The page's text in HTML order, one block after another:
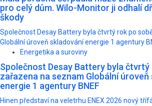
pro celý dům. Wilo-Monitor ji odhalí
škody
Společnost Desay Battery byla čtvrtý rok po
Globální úroveň skladování energie 1 agentury
Energetika a suroviny
Společnost Desay Battery byla čtvrtý
zařazena na seznam Globální úroveň
energie 1 agentury BNEF
Hinen představí na veletrhu ENEX 2026 nový